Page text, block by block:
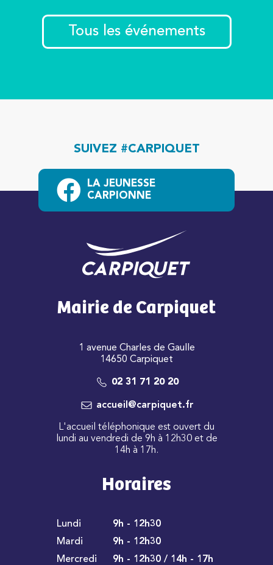
Tous les événements
SUIVEZ #CARPIQUET
LA JEUNESSE
CARPIONNE
Mairie de Carpiquet
1 avenue Charles de Gaulle
14650 Carpiquet
02 31 71 20 20
accueil@carpiquet.fr
L'accueil téléphonique est ouvert du
lundi au vendredi de 9h à 12h30 et de
14h à 17h.
Horaires
Lundi
9h - 12h30
Mardi
9h - 12h30
Mercredi
9h - 12h30 / 14h - 17h